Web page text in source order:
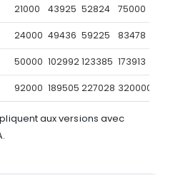
21000 43925 52824 75000
24000 49436 59225 83478
50000 102992123385 173913
92000 189505 227028 320000
aux versions avec